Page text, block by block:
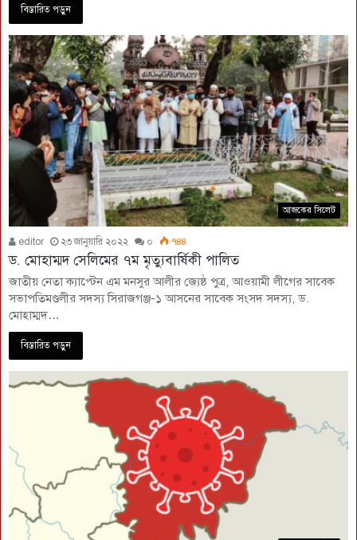
বিস্তারিত পড়ুন
আজকের সিলেট
editor ২৩ জানুয়ারি ২০২২ ০ ৭৪৪
ড. মোহাম্মদ সেলিমের ৭ম মৃত্যুবার্ষিকী পালিত
জাতীয় নেতা ক্যাপ্টেন এম মনসুর আলীর জ্যেষ্ঠ পুত্র, আওয়ামী লীগের সাবেক
সভাপতিমণ্ডলীর সদস্য সিরাজগঞ্জ-১ আসনের সাবেক সংসদ সদস্য, ড.
মোহাম্মদ…
বিস্তারিত পড়ুন